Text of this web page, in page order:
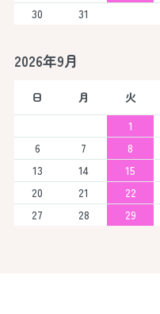
30
31
2026年9月
日 月 火
1
6
7 8
13
14 15
20
21 22
27
28 29